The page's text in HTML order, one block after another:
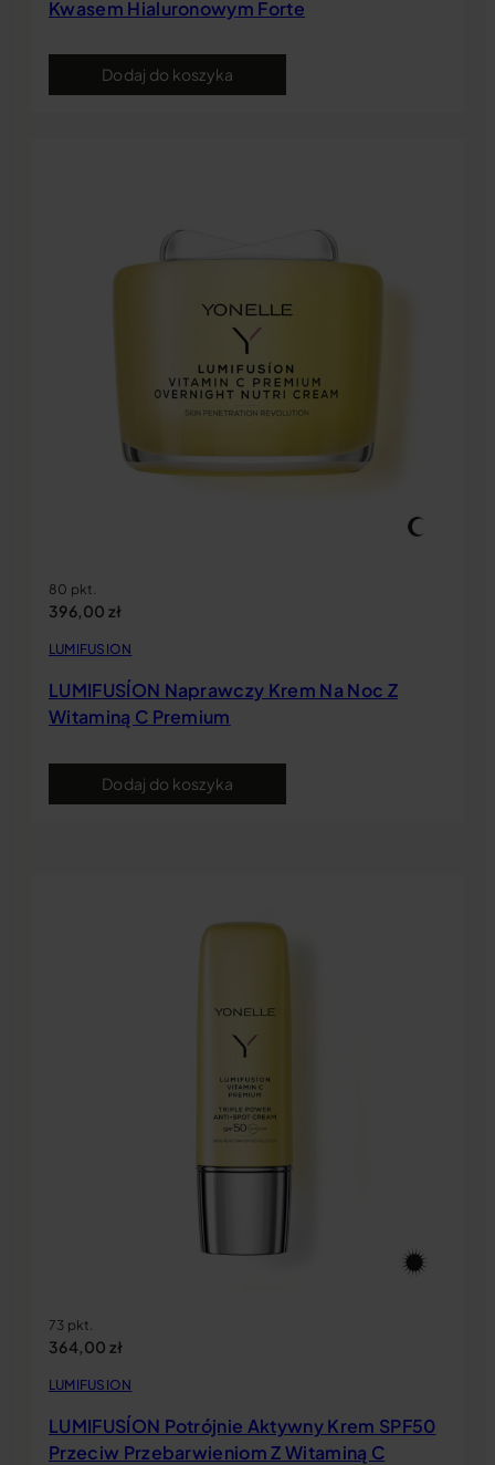
Kwasem Hialuronowym Forte
Dodaj do koszyka
80 pkt.
396,00 zł
LUMIFUSION
LUMIFUSÍON Naprawczy Krem Na Noc Z
Witaminą C Premium
Dodaj do koszyka
73 pkt.
364,00 zł
LUMIFUSION
LUMIFUSÍON Potrójnie Aktywny Krem SPF50
Przeciw Przebarwieniom Z Witaminą C